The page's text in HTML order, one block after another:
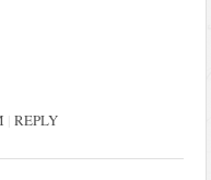
REPLY